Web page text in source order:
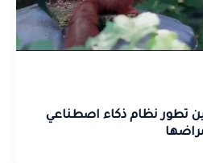
تطور نظام ذكاء اصطناعي